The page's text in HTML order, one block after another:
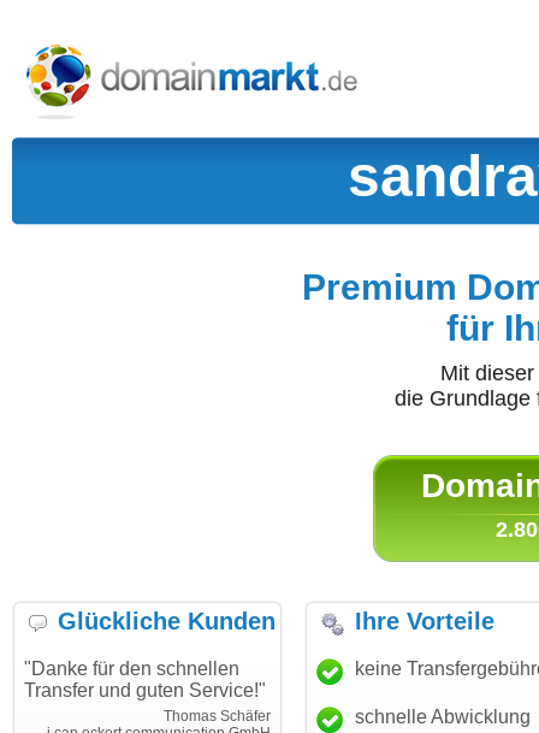
Premium
für
Mit
die
Glückliche Kunden
"Danke für den schnellen
Transfer und guten Service!"
Thomas Schäfer
"Ich bin dankbar, meine
Wunschdomain gefunden zu
haben. Die Domain passt für
Ihre Vorteile
keine
schnelle Abwicklung